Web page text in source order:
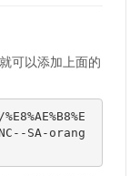
可以添加上面的
NC--SA-orang